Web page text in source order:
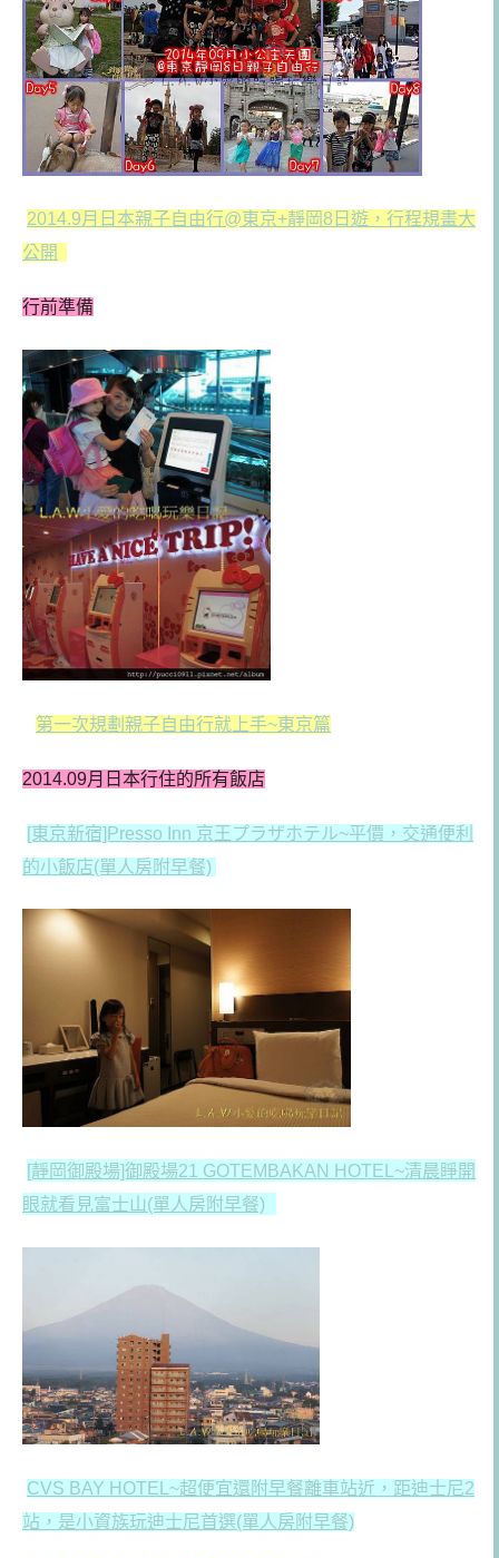
2014.9月日本親子自由行@東京+靜岡8日遊，行程規畫大
公開
行前準備
第一次規劃親子自由行就上手~東京篇
2014.09月日本行住的所有飯店
[東京新宿]Presso Inn 京王プラザホテル~平價，交通便利
的小飯店(單人房附早餐)
[靜岡御殿場]御殿場21 GOTEMBAKAN HOTEL~清晨睜開
眼就看見富士山(單人房附早餐)
CVS BAY HOTEL~超便宜還附早餐離車站近，距迪士尼2
站，是小資族玩迪士尼首選(單人房附早餐)